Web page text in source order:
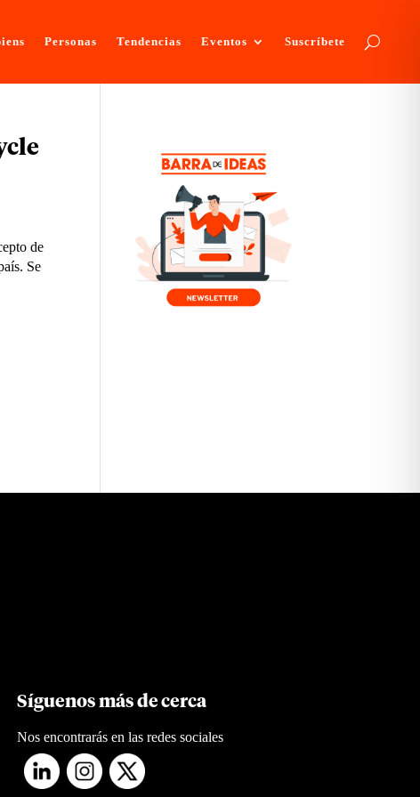
Personas Tendencias Eventos Suscríbete
de
Se
Síguenos más de cerca
Nos encontrarás en las redes sociales